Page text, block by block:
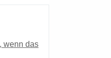
wenn das